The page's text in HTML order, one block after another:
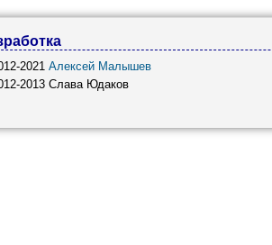
2021 Алексей Малышев
2013 Слава Юдаков